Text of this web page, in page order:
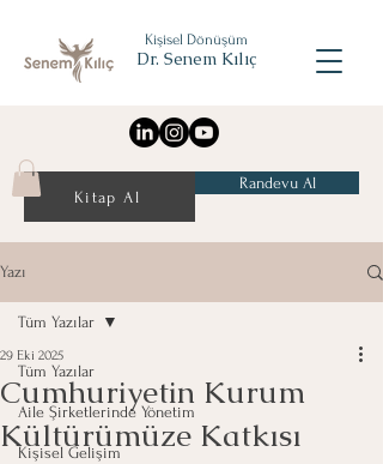
Kişisel Dönüşüm
Dr. Senem Kılıç
Kitap Al
Randevu Al
Yazı
Tüm Yazılar
Aile Şirketlerinde Yönetim
Kişisel Gelişim
Tüm Yazılar
Cumhuriyetin Kurum
Kültürümüze Katkısı
29 Eki 2025